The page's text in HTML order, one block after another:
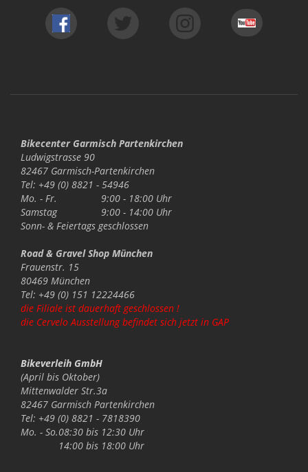
Bikecenter Garmisch Partenkirchen
Ludwigstrasse 90
82467 Garmisch-Partenkirchen
Tel: +49 (0) 8821 - 54946
Mo. - Fr.
9:00 - 18:00 Uhr
Samstag
9:00 - 14:00 Uhr
Sonn- & Feiertags geschlossen
Road & Gravel Shop München
Frauenstr. 15
80469 München
Tel: +49 (0) 151 12224466
die Filiale ist dauerhaft geschlossen !
die Cervelo Ausstellung befindet sich jetzt in GAP
Bikeverleih GmbH
(April bis Oktober)
Mittenwalder Str.3a
82467 Garmisch Partenkirchen
Tel: +49 (0) 8821 - 7818390
Mo. - So.08:30 bis 12:30 Uhr
14:00 bis 18:00 Uhr